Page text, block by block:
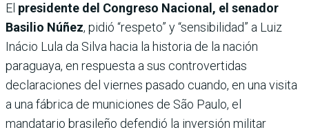
El presidente del Congreso Nacional, el senador
Basilio Núñez, pidió “respeto” y “sensibilidad” a Luiz
Inácio Lula da Silva hacia la historia de la nación
paraguaya, en respuesta a sus controvertidas
declaraciones del viernes pasado cuando, en una visita
a una fábrica de municiones de São Paulo, el
mandatario brasileño defendió la inversión militar